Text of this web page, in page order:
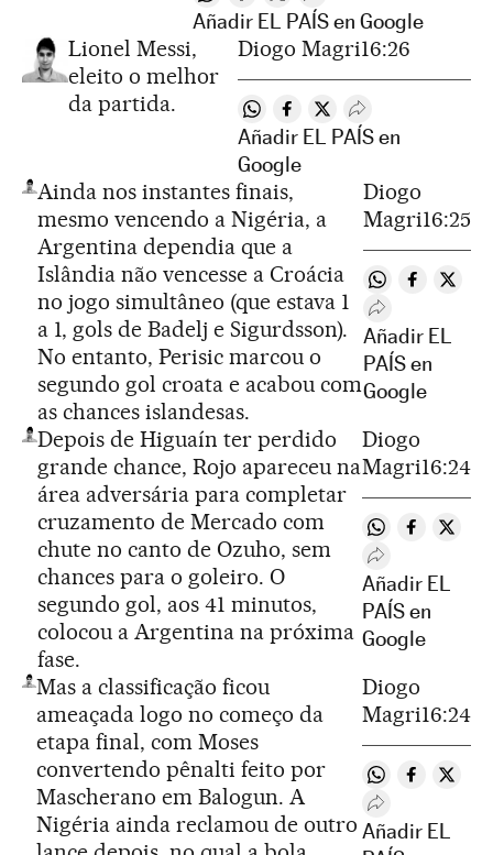
Añadir EL PAÍS en Google
Lionel Messi,
eleito o melhor
da partida.
Diogo Magri16:26
Compartir en Whatsapp
Compartir en Facebook
Compartir en Twitter
Desplegar Redes
Añadir EL PAÍS en
Google
Ainda nos instantes finais,
mesmo vencendo a Nigéria, a
Argentina dependia que a
Islândia não vencesse a Croácia
no jogo simultâneo (que estava 1
a 1, gols de Badelj e Sigurdsson).
No entanto, Perisic marcou o
segundo gol croata e acabou com
as chances islandesas.
Diogo
Magri16:25
Compartir en
Compartir
Desplegar
Añadir EL
PAÍS en
Google
Depois de Higuaín ter perdido
grande chance, Rojo apareceu na
área adversária para completar
cruzamento de Mercado com
chute no canto de Ozuho, sem
chances para o goleiro. O
segundo gol, aos 41 minutos,
colocou a Argentina na próxima
fase.
Diogo
Magri16:24
Compartir en
Compartir
Desplegar
Añadir EL
PAÍS en
Google
Mas a classificação ficou
ameaçada logo no começo da
etapa final, com Moses
convertendo pênalti feito por
Mascherano em Balogun. A
Nigéria ainda reclamou de outro
Diogo
Magri16:24
Compartir en
Compartir
Desplegar
Añadir EL